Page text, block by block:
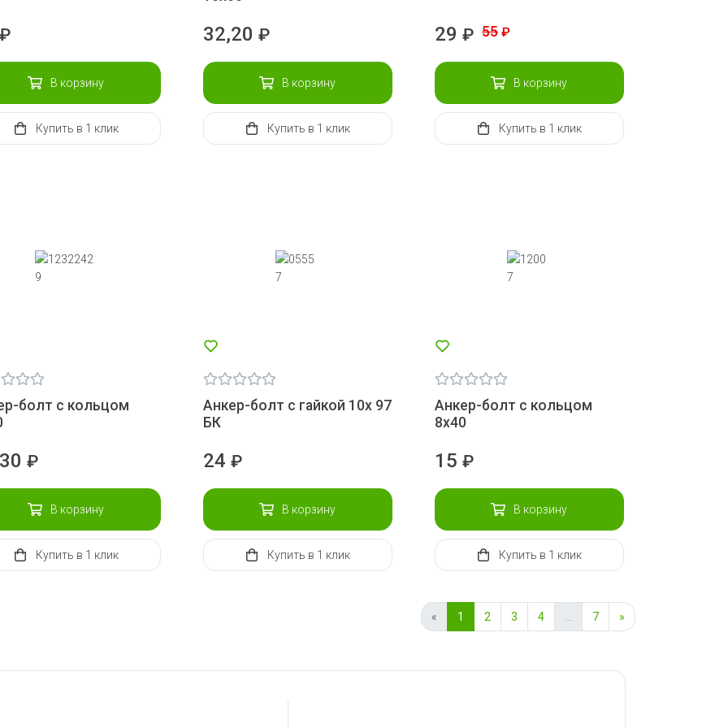
₽
В корзину
Купить в 1 клик
32,20 ₽
В корзину
Купить в 1 клик
29 ₽ 55 ₽
В корзину
Купить в 1 клик
болт с кольцом
₽
В корзину
Купить в 1 клик
Анкер-болт с гайкой 10х 97
БК
24 ₽
В корзину
Купить в 1 клик
Анкер-болт с кольцом
8х40
15 ₽
В корзину
Купить в 1 клик
« 1 2 3 4 7 »